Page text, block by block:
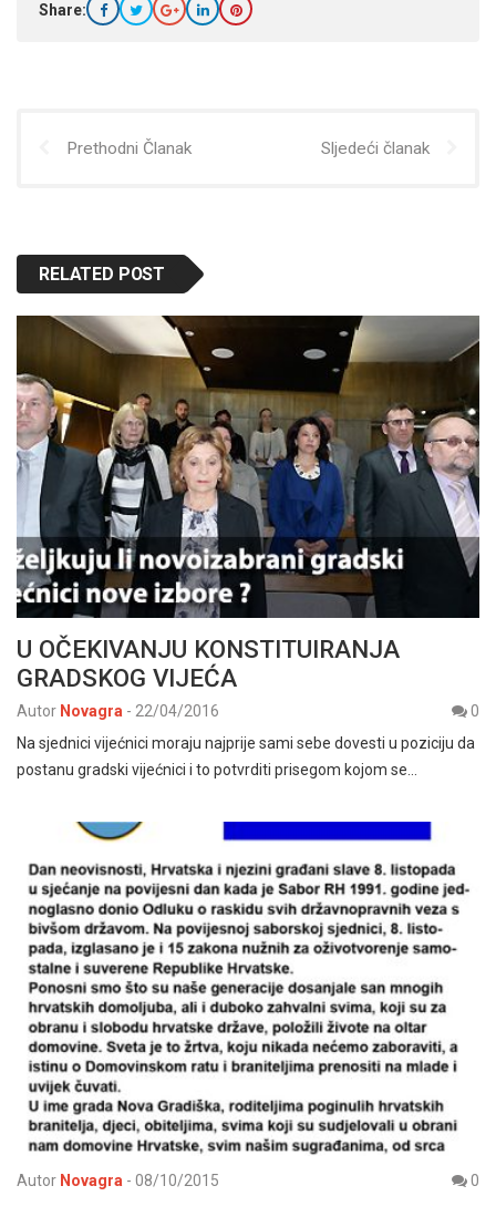
Share:
Prethodni Članak Sljedeći članak
RELATED POST
U OČEKIVANJU KONSTITUIRANJA
GRADSKOG VIJEĆA
Autor Novagra - 22/04/2016
0
Na sjednici vijećnici moraju najprije sami sebe dovesti u poziciju da
postanu gradski vijećnici i to potvrditi prisegom kojom se…
Autor Novagra - 08/10/2015 0